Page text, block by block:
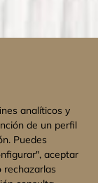
analíticos y
de un perfil
Puedes
aceptar
rechazarlas